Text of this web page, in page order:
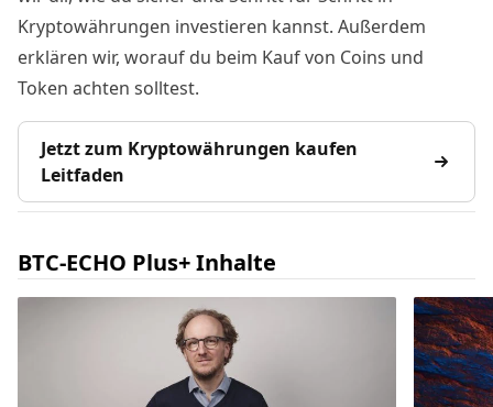
Kryptowährungen investieren kannst. Außerdem
erklären wir, worauf du beim Kauf von Coins und
Token achten solltest.
Jetzt zum Kryptowährungen kaufen
Leitfaden
BTC-ECHO Plus+ Inhalte